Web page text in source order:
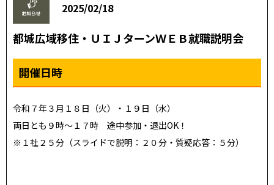
2025/02/18
都城広域移住・ＵＩＪターンＷＥＢ就職説明会
開催日時
令和７年３月１８日（火）・１９日（水）
両日とも９時～１７時 途中参加・退出OK！
※１社２５分（スライドで説明：２０分・質疑応答：５分）